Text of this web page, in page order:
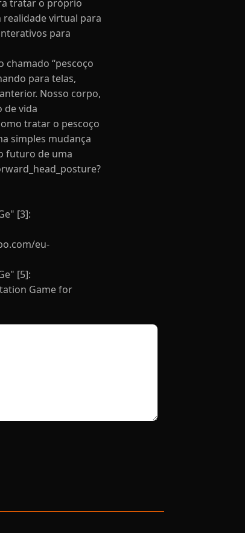
tratar o próprio
virtual para
para
chamado “pescoço
para telas,
Nosso corpo,
de vida
tratar o pescoço
simples mudança
futuro de uma
[3]:
eu-
[5]:
Game for